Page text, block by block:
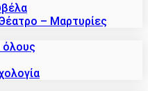
– Μαρτυρίες
όλους